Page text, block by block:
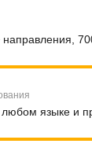
языке и